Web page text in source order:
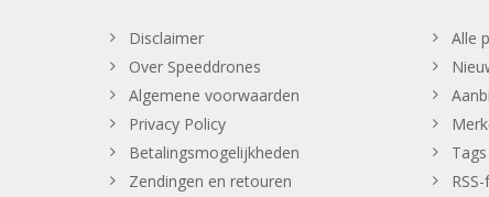
Disclaimer
Over Speeddrones
Algemene voorwaarden
Privacy Policy
Betalingsmogelijkheden
Zendingen en retouren
Alle
Tags